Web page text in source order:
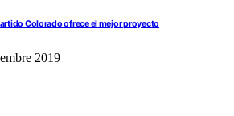
Colorado ofrece el mejor proyecto
2019